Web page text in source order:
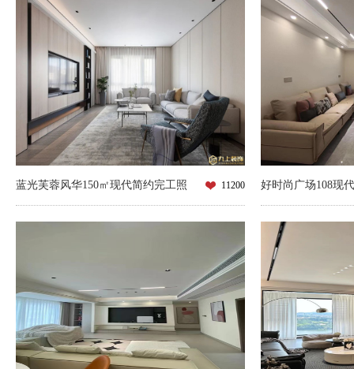
蓝光芙蓉风华150㎡现代简约完工照 11200 好时尚广场108现